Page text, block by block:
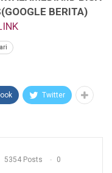
BERITA)
Twitter
5354 Posts 0